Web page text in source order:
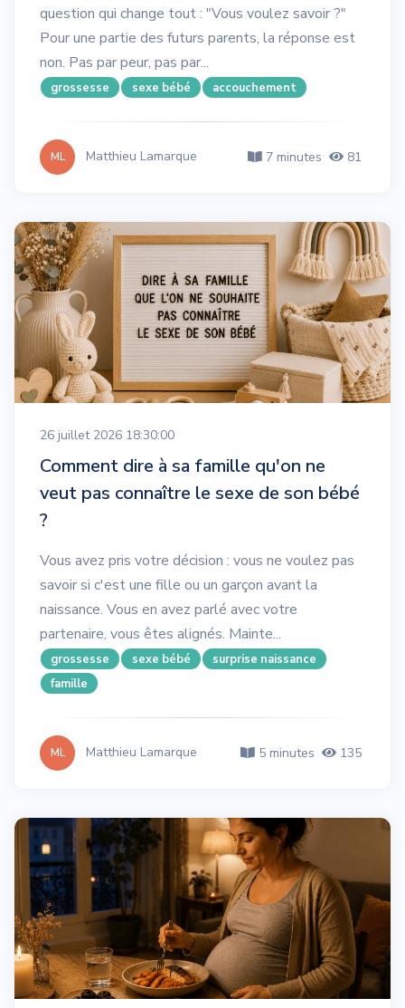
question qui change tout : "Vous voulez savoir ?"
Pour une partie des futurs parents, la réponse est
non. Pas par peur, pas par...
grossesse sexe bébé accouchement
ML Matthieu Lamarque 7 minutes 81
26 juillet 2026 18:30:00
Comment dire à sa famille qu'on ne
veut pas connaître le sexe de son bébé
?
Vous avez pris votre décision : vous ne voulez pas
savoir si c'est une fille ou un garçon avant la
naissance. Vous en avez parlé avec votre
partenaire, vous êtes alignés. Mainte...
grossesse sexe bébé
surprise naissance
famille
ML Matthieu Lamarque 5 minutes 135